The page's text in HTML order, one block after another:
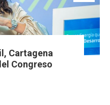
Cartagena
Congreso